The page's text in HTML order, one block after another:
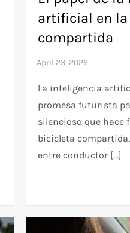
artificial en
compartida
La inteligencia
promesa futurista
silencioso que hace
bicicleta
entre conductor […]